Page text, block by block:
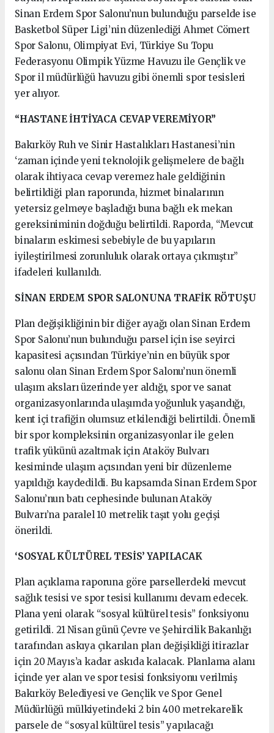
Sinan Erdem Spor Salonu’nun bulunduğu parselde ise
Basketbol Süper Ligi’nin düzenlediği Ahmet Cömert
Spor Salonu, Olimpiyat Evi, Türkiye Su Topu
Federasyonu Olimpik Yüzme Havuzu ile Gençlik ve
Spor il müdürlüğü havuzu gibi önemli spor tesisleri
yer alıyor.
“HASTANE İHTİYACA CEVAP VEREMİYOR”
Bakırköy Ruh ve Sinir Hastalıkları Hastanesi’nin
‘zaman içinde yeni teknolojik gelişmelere de bağlı
olarak ihtiyaca cevap veremez hale geldiğinin
belirtildiği plan raporunda, hizmet binalarının
yetersiz gelmeye başladığı buna bağlı ek mekan
gereksiniminin doğduğu belirtildi. Raporda, “Mevcut
binaların eskimesi sebebiyle de bu yapıların
iyileştirilmesi zorunluluk olarak ortaya çıkmıştır”
ifadeleri kullanıldı.
SİNAN ERDEM SPOR SALONUNA TRAFİK RÖTUŞU
Plan değişikliğinin bir diğer ayağı olan Sinan Erdem
Spor Salonu’nun bulunduğu parsel için ise seyirci
kapasitesi açısından Türkiye’nin en büyük spor
salonu olan Sinan Erdem Spor Salonu’nun önemli
ulaşım aksları üzerinde yer aldığı, spor ve sanat
organizasyonlarında ulaşımda yoğunluk yaşandığı,
kent içi trafiğin olumsuz etkilendiği belirtildi. Önemli
bir spor kompleksinin organizasyonlar ile gelen
trafik yükünü azaltmak için Ataköy Bulvarı
kesiminde ulaşım açısından yeni bir düzenleme
yapıldığı kaydedildi. Bu kapsamda Sinan Erdem Spor
Salonu’nun batı cephesinde bulunan Ataköy
Bulvarı’na paralel 10 metrelik taşıt yolu geçişi
önerildi.
‘SOSYAL KÜLTÜREL TESİS’ YAPILACAK
Plan açıklama raporuna göre parsellerdeki mevcut
sağlık tesisi ve spor tesisi kullanımı devam edecek.
Plana yeni olarak “sosyal kültürel tesis” fonksiyonu
getirildi. 21 Nisan günü Çevre ve Şehircilik Bakanlığı
tarafından askıya çıkarılan plan değişikliği itirazlar
için 20 Mayıs’a kadar askıda kalacak. Planlama alanı
içinde yer alan ve spor tesisi fonksiyonu verilmiş
Bakırköy Belediyesi ve Gençlik ve Spor Genel
Müdürlüğü mülkiyetindeki 2 bin 400 metrekarelik
parsele de “sosyal kültürel tesis” yapılacağı